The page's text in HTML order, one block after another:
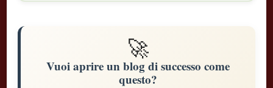
🚀
Vuoi aprire un blog di successo come
questo?